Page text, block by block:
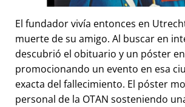
El fundador vivía entonces en
muerte de su amigo. Al buscar en
descubrió el obituario y un póster en
promocionando un evento en esa
exacta del fallecimiento. El póster
personal de la OTAN sosteniendo